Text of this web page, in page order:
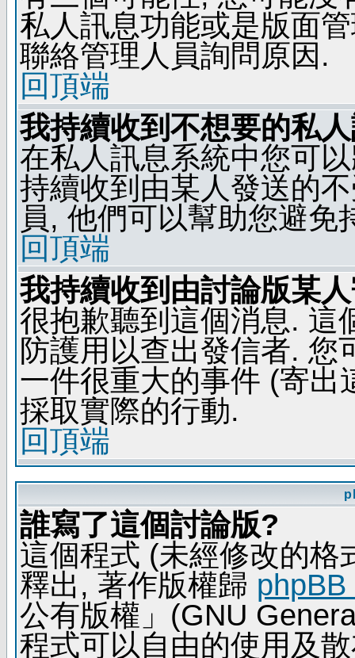
私人訊息功能或是版面
聯絡管理人員詢問原因.
回頂端
我持續收到不想要的私
在私人訊息系統中您可
持續收到由某人發送的
員, 他們可以幫助您避免
回頂端
我持續收到由討論版某
很抱歉聽到這個消息. 這
防護用以查出發信者. 您
一件很重大的事件 (寄出
採取實際的行動.
回頂端
誰寫了這個討論版?
這個程式 (未經修改的格
釋出, 著作版權歸
公有版權」(GNU
程式可以自由的使用及